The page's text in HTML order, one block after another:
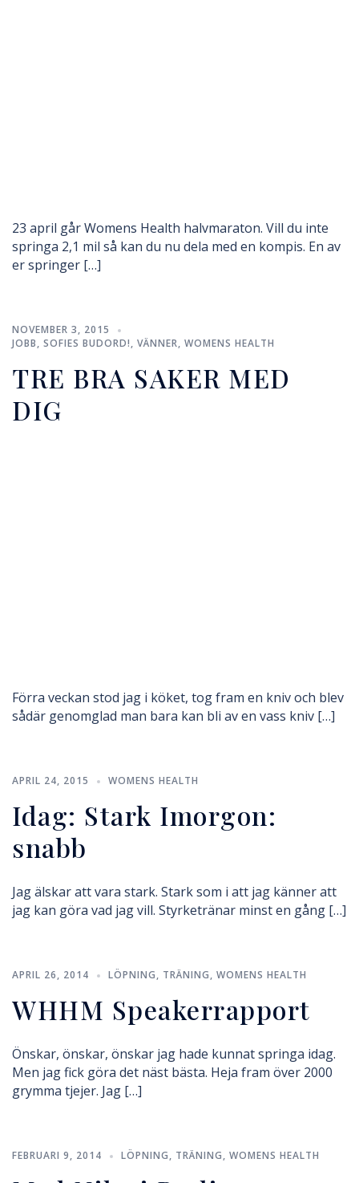
23 april går Womens Health halvmaraton. Vill du inte
springa 2,1 mil så kan du nu dela med en kompis. En av
er springer […]
NOVEMBER 3, 2015
JOBB, SOFIES BUDORD!, VÄNNER, WOMENS HEALTH
TRE BRA SAKER MED
DIG
Förra veckan stod jag i köket, tog fram en kniv och blev
sådär genomglad man bara kan bli av en vass kniv […]
APRIL 24, 2015 WOMENS HEALTH
Idag: Stark Imorgon:
snabb
Jag älskar att vara stark. Stark som i att jag känner att
jag kan göra vad jag vill. Styrketränar minst en gång […]
APRIL 26, 2014 LÖPNING, TRÄNING, WOMENS HEALTH
WHHM Speakerrapport
Önskar, önskar, önskar jag hade kunnat springa idag.
Men jag fick göra det näst bästa. Heja fram över 2000
grymma tjejer. Jag […]
FEBRUARI 9, 2014 LÖPNING, TRÄNING, WOMENS HEALTH